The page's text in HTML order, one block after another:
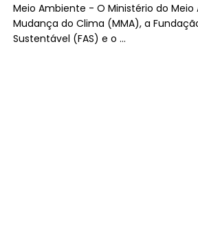
Meio Ambiente - O Ministério do Meio
Mudança do Clima (MMA), a
Sustentável (FAS) e o ...